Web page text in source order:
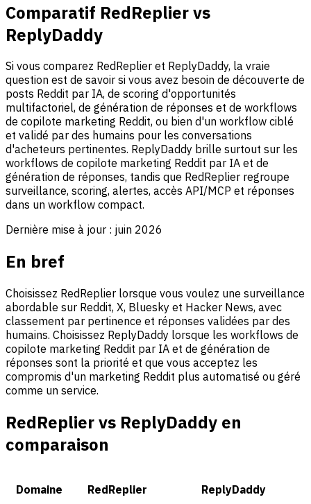
Comparatif RedReplier vs
ReplyDaddy
Si vous comparez RedReplier et ReplyDaddy, la vraie
question est de savoir si vous avez besoin de découverte de
posts Reddit par IA, de scoring d'opportunités
multifactoriel, de génération de réponses et de workflows
de copilote marketing Reddit, ou bien d'un workflow ciblé
et validé par des humains pour les conversations
d'acheteurs pertinentes. ReplyDaddy brille surtout sur les
workflows de copilote marketing Reddit par IA et de
génération de réponses, tandis que RedReplier regroupe
surveillance, scoring, alertes, accès API/MCP et réponses
dans un workflow compact.
Dernière mise à jour : juin 2026
En bref
Choisissez RedReplier lorsque vous voulez une surveillance
abordable sur Reddit, X, Bluesky et Hacker News, avec
classement par pertinence et réponses validées par des
humains. Choisissez ReplyDaddy lorsque les workflows de
copilote marketing Reddit par IA et de génération de
réponses sont la priorité et que vous acceptez les
compromis d'un marketing Reddit plus automatisé ou géré
comme un service.
RedReplier vs ReplyDaddy en
comparaison
Domaine RedReplier ReplyDaddy